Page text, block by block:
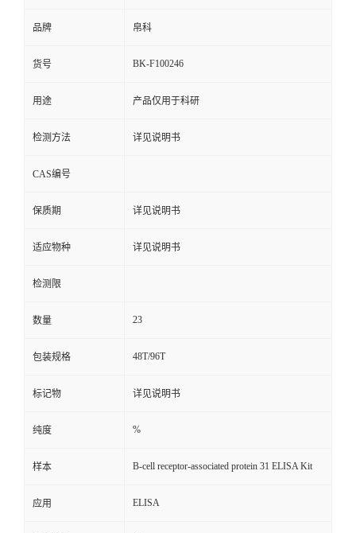
品牌 帛科
货号 BK-F100246
用途 产品仅用于科研
检测方法 详见说明书
CAS编号
保质期 详见说明书
适应物种 详见说明书
检测限
数量 23
包装规格 48T/96T
标记物 详见说明书
纯度 %
样本 B-cell receptor-associated protein 31 ELISA Kit
应用 ELISA